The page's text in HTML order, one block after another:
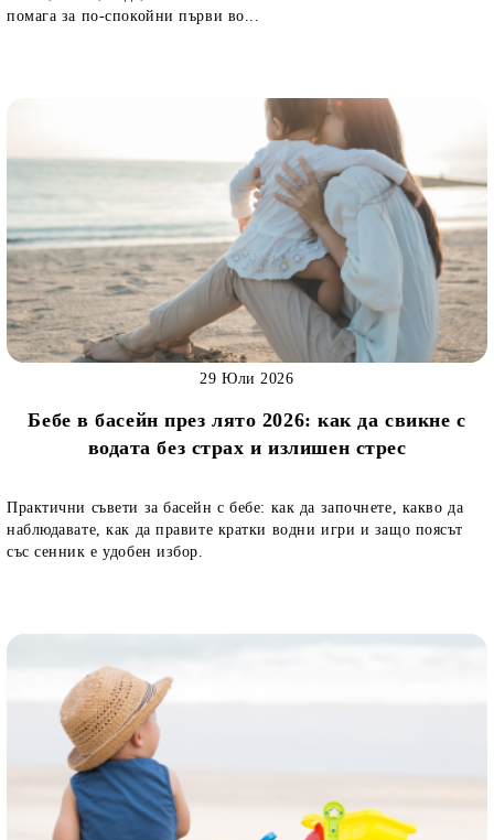
помага за по-спокойни първи во...
Бебе в басейн през лято 2026: как да свикне с
водата без страх и излишен стрес
29 Юли 2026
Практични съвети за басейн с бебе: как да започнете, какво да
наблюдавате, как да правите кратки водни игри и защо поясът
със сенник е удобен избор.